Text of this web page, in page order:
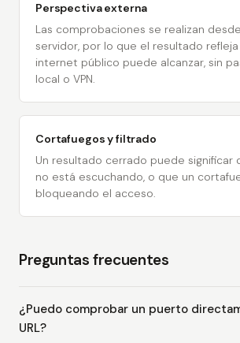
Perspectiva externa
Las comprobaciones se realizan
servidor, por lo que el resultado
internet público puede alcanzar, sin
local o VPN.
Cortafuegos y filtrado
Un resultado cerrado puede significar
no está escuchando, o que un
bloqueando el acceso.
Preguntas frecuentes
¿Puedo comprobar un puerto
URL?